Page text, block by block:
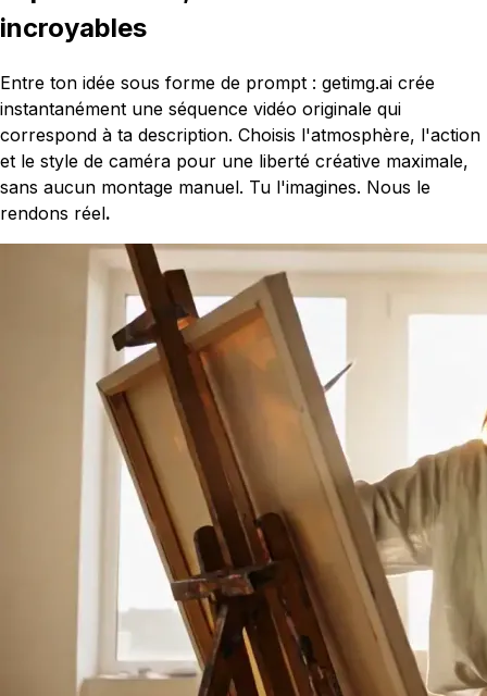
incroyables
Entre ton idée sous forme de prompt : getimg.ai crée
instantanément une séquence vidéo originale qui
correspond à ta description. Choisis l'atmosphère, l'action
et le style de caméra pour une liberté créative maximale,
sans aucun montage manuel. Tu l'imagines. Nous le
rendons réel.